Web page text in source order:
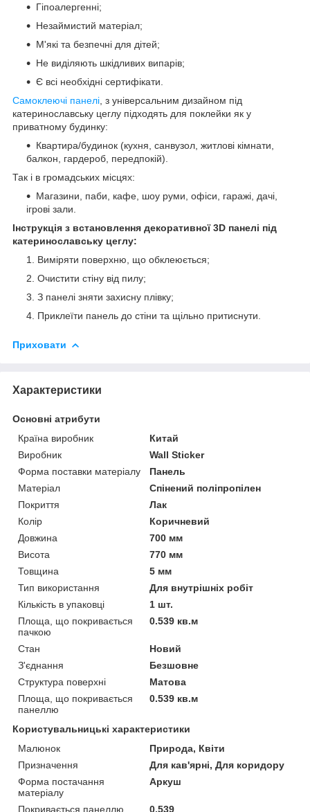
Гіпоалергенні;
Незаймистий матеріал;
М'які та безпечні для дітей;
Не виділяють шкідливих випарів;
Є всі необхідні сертифікати.
Самоклеючі панелі , з універсальним дизайном під
катеринославську цеглу підходять для поклейки як у
приватному будинку:
Квартира/будинок (кухня, санвузол, житлові кімнати,
балкон, гардероб, передпокій).
Так і в громадських місцях:
Магазини, паби, кафе, шоу руми, офіси, гаражі, дачі,
ігрові зали.
Інструкція з встановлення декоративної 3D панелі під
катеринославську цеглу:
Виміряти поверхню, що обклеюється;
Очистити стіну від пилу;
З панелі зняти захисну плівку;
Приклеїти панель до стіни та щільно притиснути.
Приховати
Характеристики
Основні атрибути
Країна виробник
Китай
Виробник
Wall Sticker
Форма поставки матеріалу
Панель
Матеріал
Спінений поліпропілен
Покриття
Лак
Колір
Коричневий
Довжина
700 мм
Висота
770 мм
Товщина
5 мм
Тип використання
Для внутрішніх робіт
Кількість в упаковці
1 шт.
Площа, що покривається
пачкою
0.539 кв.м
Стан
Новий
З'єднання
Безшовне
Структура поверхні
Матова
Площа, що покривається
панеллю
0.539 кв.м
Користувальницькі характеристики
Малюнок
Природа, Квіти
Призначення
Для кав'ярні, Для коридору
Форма постачання
матеріалу
Аркуш
Покривається панеллю 0,539